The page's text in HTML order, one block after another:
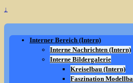
↓
Interner Bereich (Intern)
Interne Nachrichten (Intern)
Interne Bildergalerie
Kreiselbau (Intern)
Faszination